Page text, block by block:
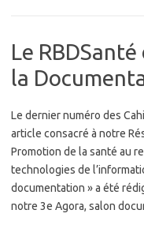
Le
la
Le dernier numéro des
article consacré à notre
Promotion de la santé au
technologies de
documentation » a été
notre 3e Agora, salon